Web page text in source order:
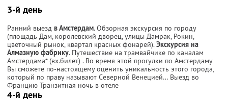
3-й день
Ранний выезд в Амстердам. Обзорная экскурсия по городу
(площадь Дам, королевский дворец, улицы Дамрак, Рокин,
цветочный рынок, квартал красных фонарей).Экскурсия на
Алмазную фабрику. Путешествие на трамвайчике по каналам
Амстердама* (вх.билет) . Во время этой прогулки по Амстердаму
Вы сможете по-настоящему оценить уникальность этого города,
который по праву называют Северной Венецией… Выезд во
Францию Транзитная ночь в отеле
4-й день